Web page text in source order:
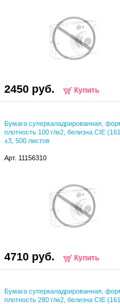
2450 руб. Купить
Бумага суперкаладрированная,
плотность 100 г/м2, белизна CIE
±3, 500 листов
Арт. 11156310
4710 руб. Купить
Бумага суперкаладрированная,
плотность 280 г/м2, белизна CIE